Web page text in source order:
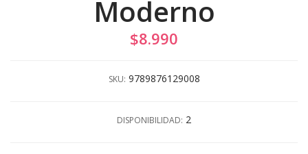
Moderno
$8.990
SKU: 9789876129008
DISPONIBILIDAD: 2